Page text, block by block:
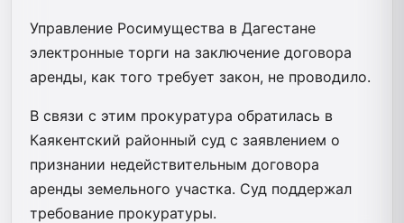
Управление Росимущества в Дагестане
электронные торги на заключение договора
аренды, как того требует закон, не проводило.
В связи с этим прокуратура обратилась в
Каякентский районный суд с заявлением о
признании недействительным договора
аренды земельного участка. Суд поддержал
требование прокуратуры.